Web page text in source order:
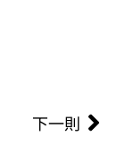
下一則 下